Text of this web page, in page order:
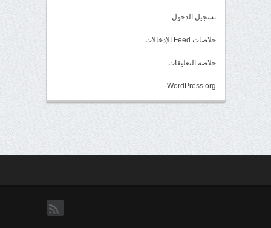
تسجيل الدخول
خلاصات Feed الإدخالات
خلاصة التعليقات
WordPress.org